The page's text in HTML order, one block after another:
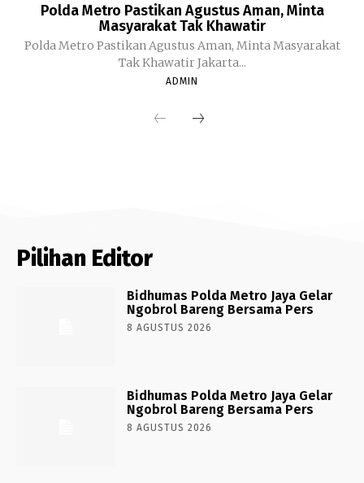
Polda Metro Pastikan Agustus Aman, Minta
Masyarakat Tak Khawatir
Polda Metro Pastikan Agustus Aman, Minta Masyarakat
Tak Khawatir Jakarta...
ADMIN
Pilihan Editor
Bidhumas Polda Metro Jaya Gelar
Ngobrol Bareng Bersama Pers
8 AGUSTUS 2026
Bidhumas Polda Metro Jaya Gelar
Ngobrol Bareng Bersama Pers
8 AGUSTUS 2026